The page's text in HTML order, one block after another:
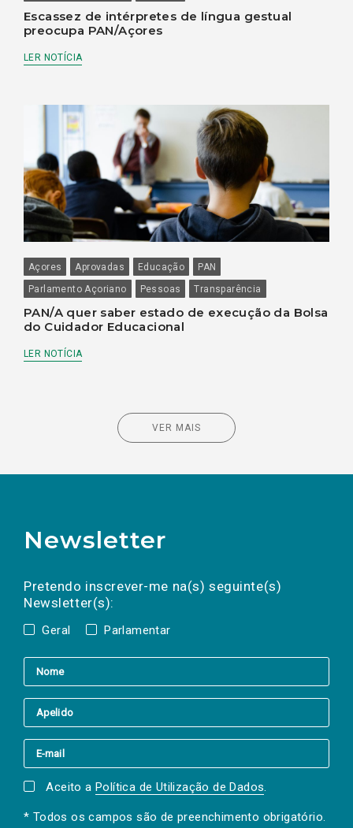
Escassez de intérpretes de língua gestual
preocupa PAN/Açores
LER NOTÍCIA
Açores Aprovadas Educação
PAN
Parlamento Açoriano
Pessoas Transparência
PAN/A quer saber estado de execução da Bolsa
do Cuidador Educacional
LER NOTÍCIA
VER MAIS
Newsletter
Pretendo inscrever-me na(s) seguinte(s)
Newsletter(s):
Geral Parlamentar
a(s) newsletter(s).
mail
Aceito a Política de Utilização de Dados.
* Todos os campos são de preenchimento obrigatório.